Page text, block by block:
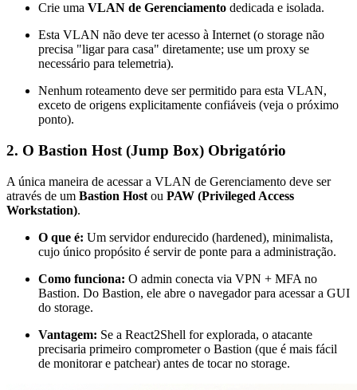
Crie uma VLAN de Gerenciamento dedicada e isolada.
Esta VLAN não deve ter acesso à Internet (o storage não
precisa "ligar para casa" diretamente; use um proxy se
necessário para telemetria).
Nenhum roteamento deve ser permitido para esta VLAN,
exceto de origens explicitamente confiáveis (veja o próximo
ponto).
2. O Bastion Host (Jump Box) Obrigatório
A única maneira de acessar a VLAN de Gerenciamento deve ser
através de um Bastion Host ou PAW (Privileged Access
Workstation).
O que é: Um servidor endurecido (hardened), minimalista,
cujo único propósito é servir de ponte para a administração.
Como funciona: O admin conecta via VPN + MFA no
Bastion. Do Bastion, ele abre o navegador para acessar a GUI
do storage.
Vantagem: Se a React2Shell for explorada, o atacante
precisaria primeiro comprometer o Bastion (que é mais fácil
de monitorar e patchear) antes de tocar no storage.